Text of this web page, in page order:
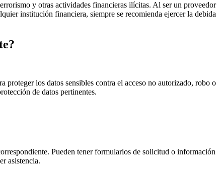
y otras actividades financieras ilícitas. Al ser un proveedor
institución financiera, siempre se recomienda ejercer la debida
los datos sensibles contra el acceso no autorizado, robo o
de datos pertinentes.
Pueden tener formularios de solicitud o información
asistencia.